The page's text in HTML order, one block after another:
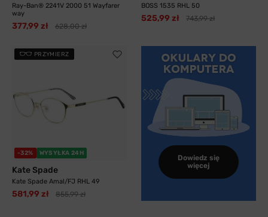
Ray-Ban® 2241V 2000 51 Wayfarer
way
377,99 zł 628,00 zł
BOSS 1535 RHL 50
525,99 zł 743,99 zł
PRZYMIERZ
-32% WYSYŁKA 24H
Kate Spade
Kate Spade Amal/FJ RHL 49
581,99 zł 855,99 zł
Dowiedz się
więcej